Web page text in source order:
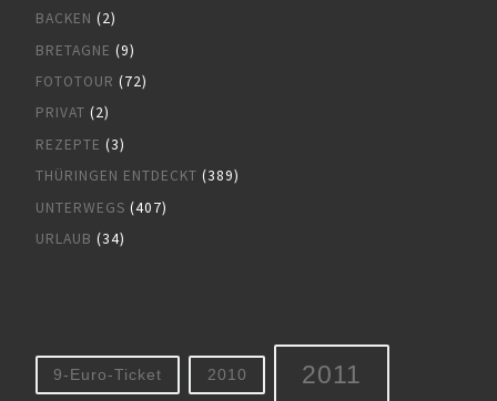
BACKEN (2)
BRETAGNE (9)
FOTOTOUR (72)
PRIVAT (2)
REZEPTE (3)
THÜRINGEN ENTDECKT (389)
UNTERWEGS (407)
URLAUB (34)
9-Euro-Ticket 2010 2011